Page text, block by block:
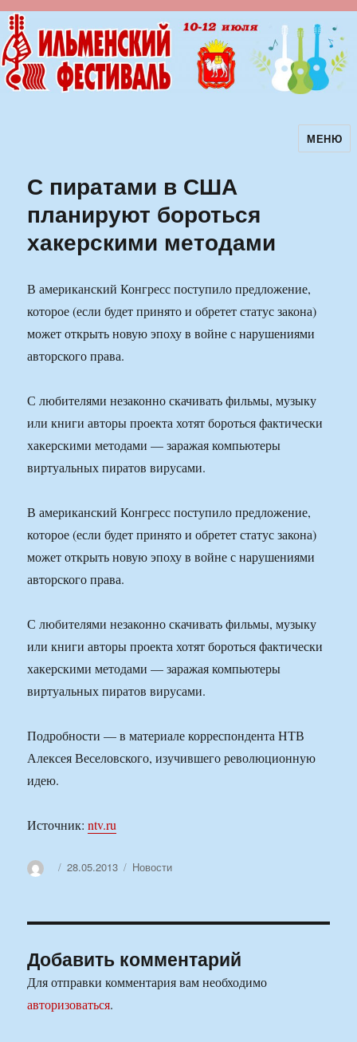
Ильменский фестиваль авторскойМЕНЮ
С пиратами в США
планируют бороться
хакерскими методами
В американский Конгресс поступило предложение,
которое (если будет принято и обретет статус закона)
может открыть новую эпоху в войне с нарушениями
авторского права.
С любителями незаконно скачивать фильмы, музыку
или книги авторы проекта хотят бороться фактически
хакерскими методами — заражая компьютеры
виртуальных пиратов вирусами.
В американский Конгресс поступило предложение,
которое (если будет принято и обретет статус закона)
может открыть новую эпоху в войне с нарушениями
авторского права.
С любителями незаконно скачивать фильмы, музыку
или книги авторы проекта хотят бороться фактически
хакерскими методами — заражая компьютеры
виртуальных пиратов вирусами.
Подробности — в материале корреспондента НТВ
Алексея Веселовского, изучившего революционную
идею.
Источник:ntv.ru
АвторОпубликовано
28.05.2013 Рубрики
Новости
Добавить комментарий
Для отправки комментария вам необходимо
авторизоваться.